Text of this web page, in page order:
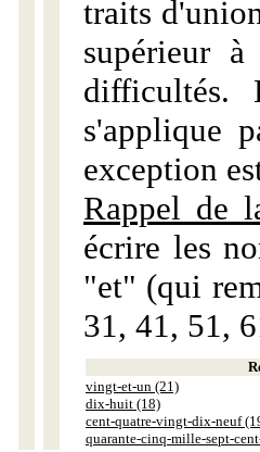
traits
supérieur
difficultés.
s'applique
exception
Rappel de
écrire les
"et" (qui
31, 41, 51,
vingt-et-un (21)
dix-huit (18)
cent-quatre-vingt-dix-neuf
quarante-cinq-mille-sept-